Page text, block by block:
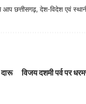
छत्तीसगढ़, देश-विदेश एवं
दारू
विजय दशमी पर्व पर